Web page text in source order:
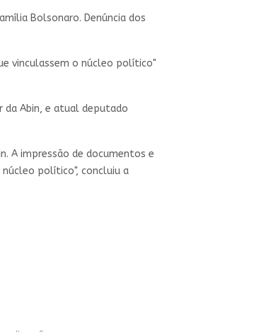
Bolsonaro. Denúncia dos
vinculassem o núcleo político"
da Abin, e atual deputado
A impressão de documentos e
político", concluiu a